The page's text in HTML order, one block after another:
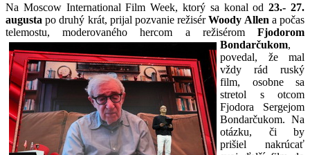
Na Moscow International Film Week, ktorý sa konal od 23.- 27.
augusta po druhý krát, prijal pozvanie režisérWoody Allen a počas
telemostu, moderovanéhohercom a režiséromFjodorom
Bondarčukom,
povedal, že mal
vždy rád ruský
film, osobne sa
stretol s otcom
Fjodora Sergejom
Bondarčukom. Na
otázku, či by
prišiel nakrúcať